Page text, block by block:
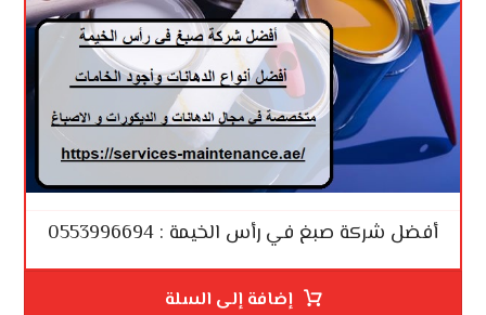
أفضل شركة صبغ في رأس الخيمة : 0553996694
إضافة إلى السلة